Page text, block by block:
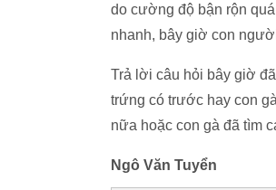
do cường độ bận rộn
nhanh, bây giờ con
Trả lời câu hỏi bây giờ
trứng có trước hay con
nữa hoặc con gà đã tìm
Ngô Văn Tuyển